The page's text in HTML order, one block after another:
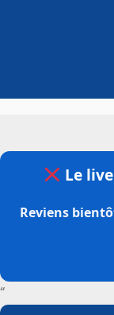
Le
Reviens
“